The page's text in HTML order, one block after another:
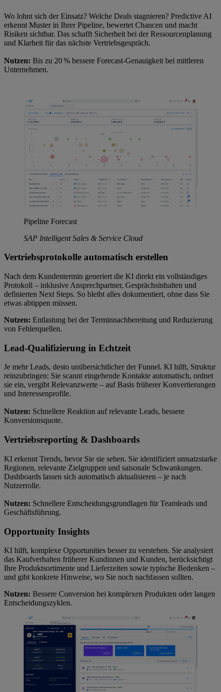
Wo lohnt sich der Einsatz? Welche Deals stagnieren? Predictive AI
erkennt Muster in Ihrer Pipeline, bewertet Chancen und macht
Risiken sichtbar. Das schafft Sicherheit bei der Ressourcenplanung
und Klarheit für das nächste Vertriebsgespräch.
Nutzen: Bis zu 20 % bessere Forecast-Genauigkeit bei mittleren
Unternehmen.
Pipeline Forecast
SAP Intelligent Sales & Service Cloud
Vertriebsprotokolle automatisch erstellen
Nach dem Kundentermin generiert die KI direkt ein vollständiges
Protokoll – inklusive Ansprechpartner, Gesprächsinhalten und
definierten Next Steps. So bleibt alles dokumentiert, ohne dass Sie
etwas abtippen müssen.
Nutzen: Entlastung bei der Terminnachbereitung und Reduzierung
von Fehlerquellen.
Lead-Qualifizierung in Echtzeit
Je mehr Leads, desto unübersichtlicher der Funnel. KI hilft, Struktur
reinzubringen: Sie scannt eingehende Kontakte automatisch, ordnet
sie ein, vergibt Relevanzwerte – auf Basis früherer Konvertierungen
und Interessenprofile.
Nutzen: Schnellere Reaktion auf relevante Leads, bessere
Konversionsquote.
Vertriebsreporting & Dashboards
KI erkennt Trends, bevor Sie sie sehen. Sie identifiziert umsatzstarke
Regionen, relevante Zielgruppen und saisonale Schwankungen.
Dashboards lassen sich automatisch aktualisieren – je nach
Nutzerrolle.
Nutzen: Schnellere Entscheidungsgrundlagen für Teamleads und
Geschäftsführung.
Opportunity Insights
KI hilft, komplexe Opportunities besser zu verstehen. Sie analysiert
das Kaufverhalten früherer Kundinnen und Kunden, berücksichtigt
Ihre Produktsortimente und Lieferzeiten sowie typische Bedenken –
und gibt konkrete Hinweise, wo Sie noch nachfassen sollten.
Nutzen: Bessere Conversion bei komplexen Produkten oder langen
Entscheidungszyklen.